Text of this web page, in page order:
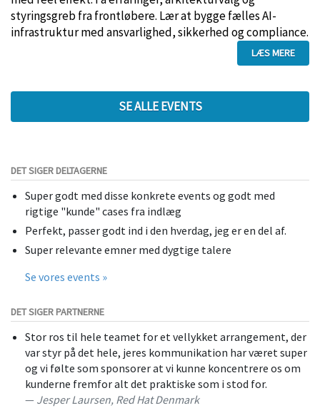
styringsgreb fra frontløbere. Lær at bygge fælles AI-
infrastruktur med ansvarlighed, sikkerhed og compliance.
LÆS MERE
SE ALLE EVENTS
DET SIGER DELTAGERNE
Super godt med disse konkrete events og godt med
rigtige "kunde" cases fra indlæg
Perfekt, passer godt ind i den hverdag, jeg er en del af.
Super relevante emner med dygtige talere
Se vores events »
DET SIGER PARTNERNE
Stor ros til hele teamet for et vellykket arrangement, der
var styr på det hele, jeres kommunikation har været super
og vi følte som sponsorer at vi kunne koncentrere os om
kunderne fremfor alt det praktiske som i stod for.
Jesper Laursen, Red Hat Denmark